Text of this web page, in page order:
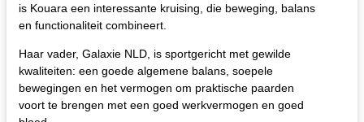
is Kouara een interessante kruising, die beweging, balans
en functionaliteit combineert.
Haar vader, Galaxie NLD, is sportgericht met gewilde
kwaliteiten: een goede algemene balans, soepele
bewegingen en het vermogen om praktische paarden
voort te brengen met een goed werkvermogen en goed